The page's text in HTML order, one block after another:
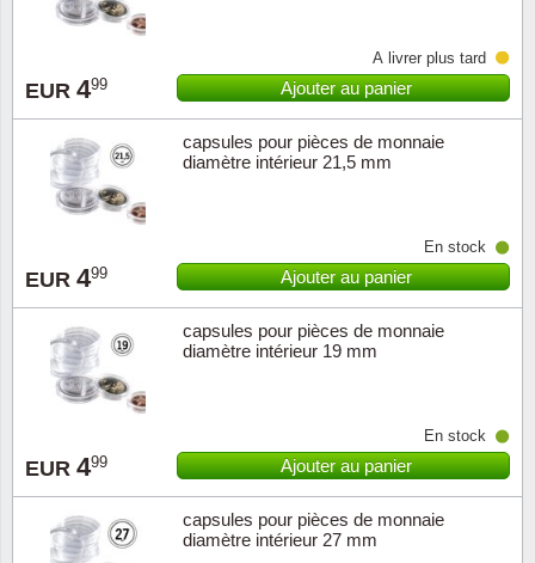
EUR 499
À livrer plus tard
Ajouter au panier
capsules pour pièces de monnaie
diamètre intérieur 21,5 mm
EUR 499
En stock
Ajouter au panier
capsules pour pièces de monnaie
diamètre intérieur 19 mm
EUR 499
En stock
Ajouter au panier
capsules pour pièces de monnaie
diamètre intérieur 27 mm